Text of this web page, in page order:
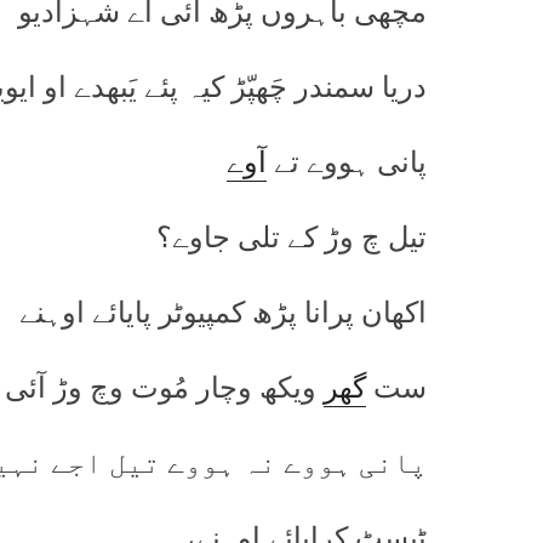
مچھی باہروں پڑھ آئی اے شہزادیو
دریا سمندر چَھپّڑ کیہ پئے یَبھدے او
پانی ہووے تےآوے
تیل چ وڑ کے تلی جاوے؟
اکھان پرانا پڑھ کمپیوٹر پایائے اوہنے
ستگھر ویکھ وچار مُوت وچ وڑ آئی
پانی ہووے نہ ہووے تیل اجے